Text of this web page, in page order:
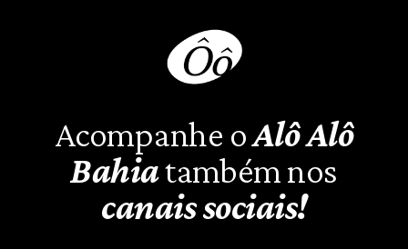
Acompanhe oAlô Alô
Bahiatambém nos
canais sociais!